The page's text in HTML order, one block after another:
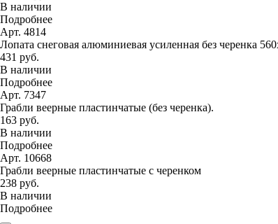
В наличии
Подробнее
Арт. 4814
Лопата снеговая алюминиевая усиленная без черенка
431 руб.
В наличии
Подробнее
Арт. 7347
Грабли веерные пластинчатые (без черенка).
163 руб.
В наличии
Подробнее
Арт. 10668
Грабли веерные пластинчатые с черенком
238 руб.
В наличии
Подробнее